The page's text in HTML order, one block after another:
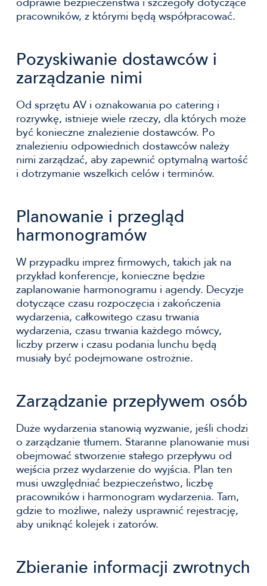
pracowników, z którymi będą współpracować.
Pozyskiwanie dostawców i
zarządzanie nimi
Od sprzętu AV i oznakowania po catering i
rozrywkę, istnieje wiele rzeczy, dla których może
być konieczne znalezienie dostawców. Po
znalezieniu odpowiednich dostawców należy
nimi zarządzać, aby zapewnić optymalną wartość
i dotrzymanie wszelkich celów i terminów.
Planowanie i przegląd
harmonogramów
W przypadku imprez firmowych, takich jak na
przykład konferencje, konieczne będzie
zaplanowanie harmonogramu i agendy. Decyzje
dotyczące czasu rozpoczęcia i zakończenia
wydarzenia, całkowitego czasu trwania
wydarzenia, czasu trwania każdego mówcy,
liczby przerw i czasu podania lunchu będą
musiały być podejmowane ostrożnie.
Zarządzanie przepływem osób
Duże wydarzenia stanowią wyzwanie, jeśli chodzi
o zarządzanie tłumem. Staranne planowanie musi
obejmować stworzenie stałego przepływu od
wejścia przez wydarzenie do wyjścia. Plan ten
musi uwzględniać bezpieczeństwo, liczbę
pracowników i harmonogram wydarzenia. Tam,
gdzie to możliwe, należy usprawnić rejestrację,
aby uniknąć kolejek i zatorów.
Zbieranie informacji zwrotnych